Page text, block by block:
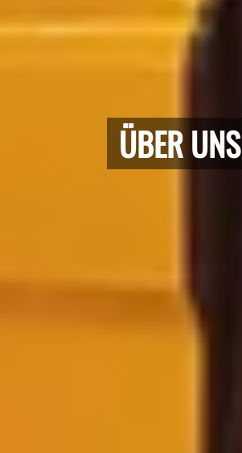
ÜBER UNS